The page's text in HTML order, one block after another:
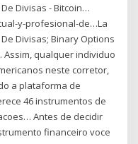
Divisas - Bitcoin…
y-profesional-de…La
Divisas; Binary Options
Assim, qualquer individuo
neste corretor,
a plataforma de
46 instrumentos de
Antes de decidir
financeiro voce